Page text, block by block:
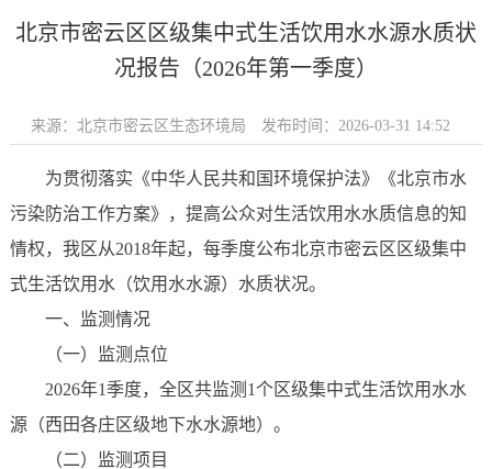
北京市密云区区级集中式生活饮用水水源水质状
况报告（2026年第一季度）
来源：北京市密云区生态环境局 发布时间：2026-03-31 14:52
为贯彻落实《中华人民共和国环境保护法》《北京市水
污染防治工作方案》，提高公众对生活饮用水水质信息的知
情权，我区从2018年起，每季度公布北京市密云区区级集中
式生活饮用水（饮用水水源）水质状况。
一、监测情况
（一）监测点位
2026年1季度，全区共监测1个区级集中式生活饮用水水
源（西田各庄区级地下水水源地）。
（二）监测项目